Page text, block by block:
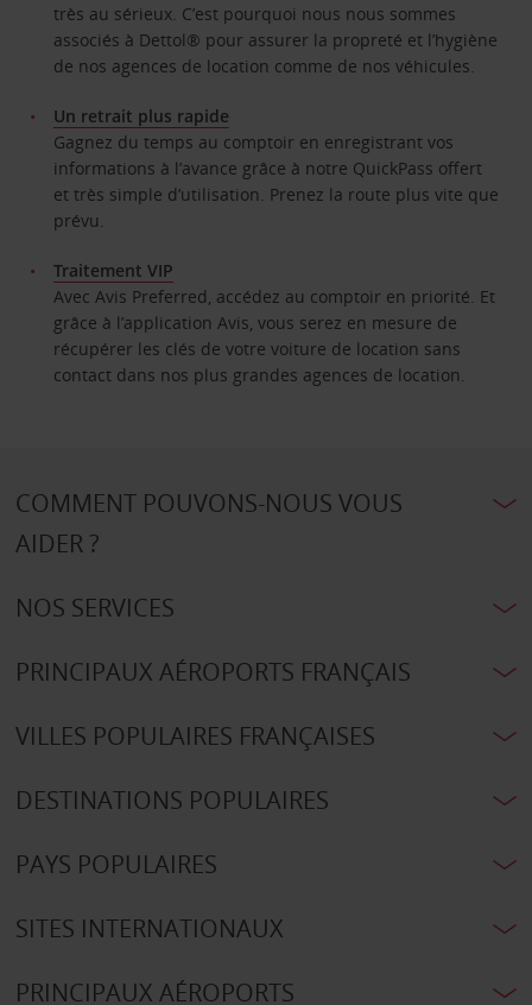
très au sérieux. C’est pourquoi nous nous sommes
associés à Dettol® pour assurer la propreté et l’hygiène
de nos agences de location comme de nos véhicules.
Un retrait plus rapide
Gagnez du temps au comptoir en enregistrant vos
informations à l’avance grâce à notre QuickPass offert
et très simple d’utilisation. Prenez la route plus vite que
prévu.
Traitement VIP
Avec Avis Preferred, accédez au comptoir en priorité. Et
grâce à l’application Avis, vous serez en mesure de
récupérer les clés de votre voiture de location sans
contact dans nos plus grandes agences de location.
COMMENT POUVONS-NOUS VOUS
AIDER ?
NOS SERVICES
PRINCIPAUX AÉROPORTS FRANÇAIS
VILLES POPULAIRES FRANÇAISES
DESTINATIONS POPULAIRES
PAYS POPULAIRES
SITES INTERNATIONAUX
PRINCIPAUX AÉROPORTS